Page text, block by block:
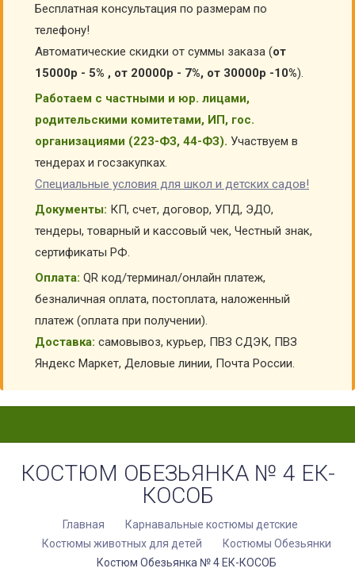
Бесплатная консультация по размерам по
телефону!
Автоматические скидки от суммы заказа (от
15000р - 5% , от 20000р - 7%, от 30000р -10%).
Работаем с частными и юр. лицами,
родительскими комитетами, ИП, гос.
организациями (223-ФЗ, 44-ФЗ). Участвуем в
тендерах и госзакупках.
Специальные условия для школ и детских садов!
Документы: КП, счет, договор, УПД, ЭДО,
тендеры, товарный и кассовый чек, Честный знак,
сертификаты РФ.
Оплата: QR код/терминал/онлайн платеж,
безналичная оплата, постоплата, наложенный
платеж (оплата при получении).
Доставка: самовывоз, курьер, ПВЗ СДЭК, ПВЗ
Яндекс Маркет, Деловые линии, Почта России.
КОСТЮМ ОБЕЗЬЯНКА № 4 ЕК-
КОСОБ
Главная
Карнавальные костюмы детские
Костюмы животных для детей
Костюмы Обезьянки
Костюм Обезьянка № 4 ЕК-КОСОБ